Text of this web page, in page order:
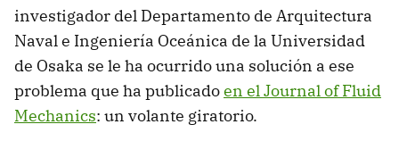
investigador del Departamento de Arquitectura
Naval e Ingeniería Oceánica de la Universidad
de Osaka se le ha ocurrido una solución a ese
problema que ha publicadoen el Journal of Fluid
Mechanics: un volante giratorio.